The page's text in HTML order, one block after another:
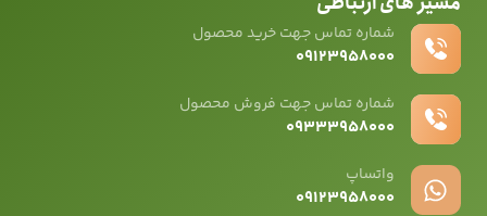
شماره تماس جهت خرید محصول
۰۹۱۲۳۹۵۸۰۰۰
شماره تماس جهت فروش محصول
۰۹۳۳۳۹۵۸۰۰۰
واتساپ
۰۹12۳۹۵۸۰۰۰